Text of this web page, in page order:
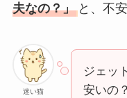
夫なの？」 と、不
迷い猫
ジェッ
安いの？